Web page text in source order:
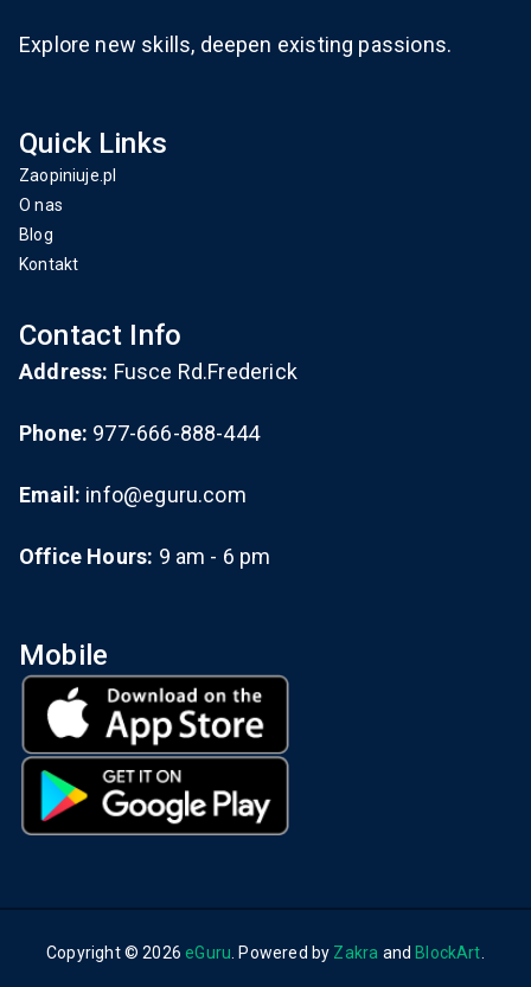
Explore new skills, deepen existing passions.
Quick Links
Zaopiniuje.pl
O nas
Blog
Kontakt
Contact Info
Address: Fusce Rd.Frederick
Phone: 977-666-888-444
Email: info@eguru.com
Office Hours: 9 am - 6 pm
Mobile
Copyright © 2026eGuru. Powered by Zakra and BlockArt.